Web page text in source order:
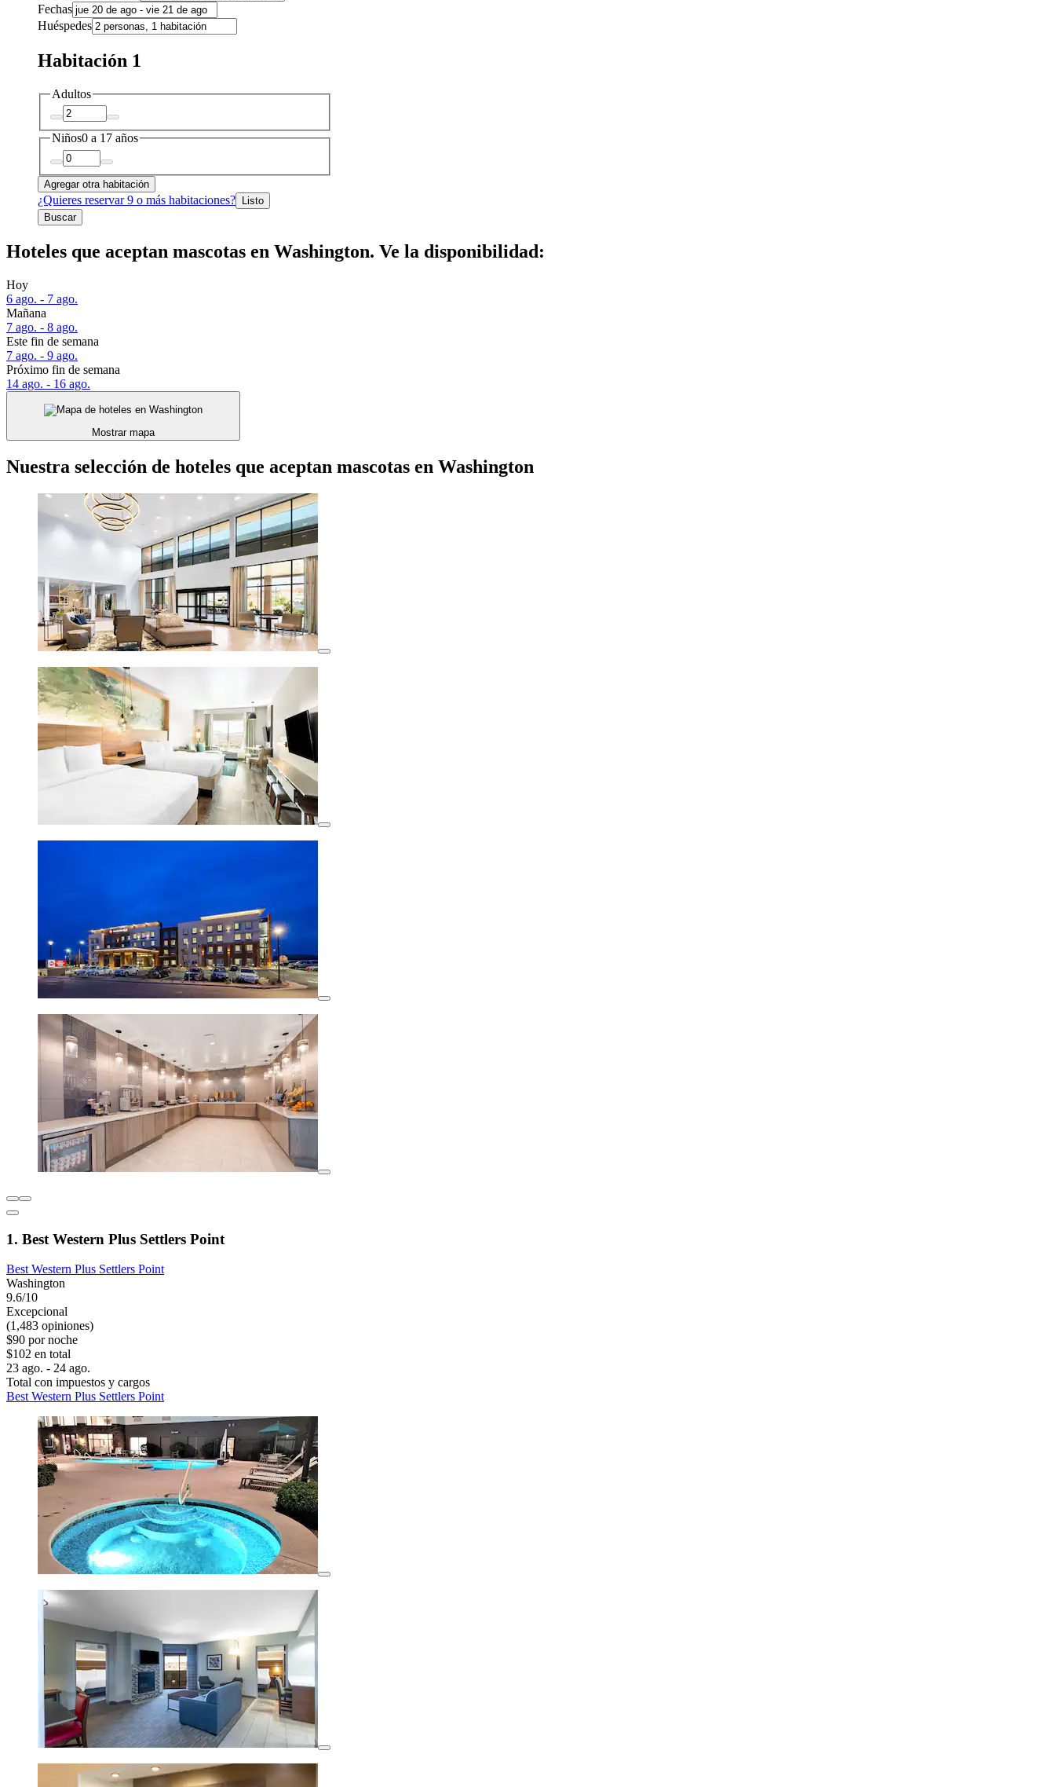
Fechas
Huéspedes
Habitación 1
Adultos
Niños0 a 17 años
Agregar otra habitación
¿Quieres reservar 9 o más habitaciones? Listo
Buscar
Hoteles que aceptan mascotas en Washington. Ve la disponibilidad:
Hoy
6 ago. - 7 ago.
Mañana
7 ago. - 8 ago.
Este fin de semana
7 ago. - 9 ago.
Próximo fin de semana
14 ago. - 16 ago.
Mostrar mapa
Nuestra selección de hoteles que aceptan mascotas en Washington
1. Best Western Plus Settlers Point
Best Western Plus Settlers Point
Washington
9.6/10
Excepcional
(1,483 opiniones)
$90 por noche
$102 en total
23 ago. - 24 ago.
Total con impuestos y cargos
Best Western Plus Settlers Point